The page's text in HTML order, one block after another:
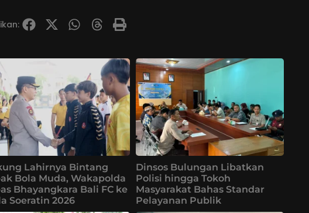
Lahirnya Bintang
Bola Muda, Wakapolda
Bhayangkara Bali FC ke
Soeratin 2026
Dinsos Bulungan Libatkan
Polisi hingga Tokoh
Masyarakat Bahas Standar
Pelayanan Publik